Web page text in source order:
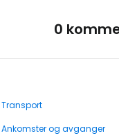
0
Transport
Ankomster og avganger